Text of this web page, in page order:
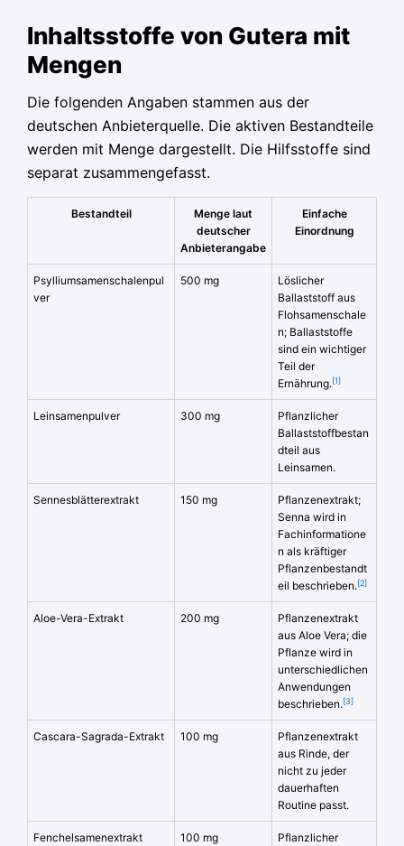
Inhaltsstoffe von Gutera mit
Mengen
Die folgenden Angaben stammen aus der
deutschen Anbieterquelle. Die aktiven Bestandteile
werden mit Menge dargestellt. Die Hilfsstoffe sind
separat zusammengefasst.
Bestandteil
Menge laut
deutscher
Anbieterangabe
Einfache
Einordnung
Psylliumsamenschalenpul
ver
500 mg
Löslicher
Ballaststoff aus
Flohsamenschale
n; Ballaststoffe
sind ein wichtiger
Teil der
Ernährung.[1]
Leinsamenpulver 300 mg
Pflanzlicher
Ballaststoffbestan
dteil aus
Leinsamen.
Sennesblätterextrakt 150 mg
Pflanzenextrakt;
Senna wird in
Fachinformatione
n als kräftiger
Pflanzenbestandt
eil beschrieben.[2]
Aloe-Vera-Extrakt 200 mg
Pflanzenextrakt
aus Aloe Vera; die
Pflanze wird in
unterschiedlichen
Anwendungen
beschrieben.[3]
Cascara-Sagrada-Extrakt 100 mg
Pflanzenextrakt
aus Rinde, der
nicht zu jeder
dauerhaften
Routine passt.
Fenchelsamenextrakt 100 mg
Pflanzlicher